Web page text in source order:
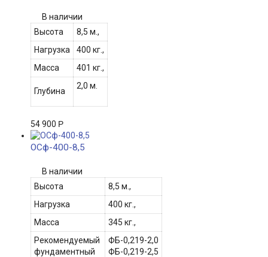
В наличии
Высота
8,5 м.,
Нагрузка
400 кг.,
Масса
401 кг.,
Глубина
2,0 м.
54 900 Р
ОСф-400-8,5
В наличии
Высота
8,5 м.,
Нагрузка
400 кг.,
Масса
345 кг.,
Рекомендуемый
фундаментный
ФБ-0,219-2,0
ФБ-0,219-2,5